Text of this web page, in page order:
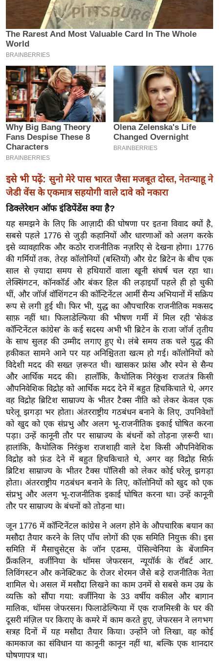
म
ई
-
पे
प
र
मि
सा
ल
बे
मि
सा
ल
श
ख्सि
य
त
यं
ग
इं
डि
या
सा
हि
त्य
ज
ग
त
ऑ
टो
व
र्ल्ड
न्यू
ज
ब्री
फ
म
नो
ज
न
ज
ग
त
बॉ
ली
वु
ड
हॉ
इसे भी पढ़ें: सुनो मेरे पास भारत जैसा मजबूत दोस्त, नेतन्याहू ने
जेडी वेंस के एकमात्र सहयोगी वाले दावे को नकारा
डिक्लेरेशन ऑफ इंडिपेंडेंस क्या है?
यह समझने के लिए कि आज़ादी की घोषणा पर इतना विवाद क्यों है,
सबसे पहले 1776 से जुड़ी कहानियों और धारणाओं को अलग करके
इसे व्यावहारिक और कठोर राजनीतिक नज़रिए से देखना होगा। 1776
की गर्मियों तक, तेरह कॉलोनियों (बस्तियों) और ग्रेट ब्रिटेन के बीच एक
साल से ज़्यादा समय से हथियारों वाला खूनी संघर्ष चल रहा था।
लेक्सिंगटन, कॉनकॉर्ड और बंकर हिल की लड़ाइयाँ पहले ही हो चुकी
थीं, और जॉर्ज वॉशिंगटन की कॉन्टिनेंटल आर्मी सैन्य अभियानों में सक्रिय
रूप से लगी हुई थी। फिर भी, युद्ध का औपचारिक राजनीतिक मकसद
साफ़ नहीं था। फिलाडेल्फिया की भीषण गर्मी में मिल रही 'सेकंड
कॉन्टिनेंटल कांग्रेस' के कई सदस्य अभी भी ब्रिटेन के राजा जॉर्ज तृतीय
के साथ सुलह की उम्मीद लगाए हुए थे। लंबे समय तक चले युद्ध की
हकीकत सामने आने पर यह अनिश्चितता खत्म हो गई। कॉलोनियों को
विदेशी मदद की सख्त ज़रूरत थी। खासकर फ्रांस और स्पेन से सैन्य
और आर्थिक मदद की। हालाँकि, कैथोलिक निरंकुश राजतंत्र किसी
औपनिवेशिक विद्रोह को आर्थिक मदद देने में बहुत हिचकिचाते थे, अगर
वह विद्रोह ब्रिटिश साम्राज्य के भीतर टैक्स नीति को लेकर केवल एक
घरेलू झगड़ा भर होता। अंतरराष्ट्रीय गठबंधन बनाने के लिए, उपनिवेशों
को खुद को एक संप्रभु और अलग भू-राजनीतिक इकाई घोषित करना
पड़ा। उन्हें कानूनी तौर पर साम्राज्य के बंधनों को तोड़ना ज़रूरी था।
हालांकि, कैथोलिक निरंकुश राजशाही वाले देश किसी औपनिवेशिक
विद्रोह को फ़ंड देने में बहुत हिचकिचाते थे, अगर वह विद्रोह सिर्फ़
ब्रिटिश साम्राज्य के भीतर टैक्स पॉलिसी को लेकर कोई घरेलू झगड़ा
होता। अंतरराष्ट्रीय गठबंधन बनाने के लिए, कॉलोनियों को खुद को एक
संप्रभु और अलग भू-राजनीतिक इकाई घोषित करना था। उन्हें कानूनी
तौर पर साम्राज्य के बंधनों को तोड़ना था।
जून 1776 में कॉन्टिनेंटल कांग्रेस ने अलग होने के औपचारिक बयान का
मसौदा तैयार करने के लिए पाँच लोगों की एक समिति नियुक्त की। इस
समिति में मैसाचुसेट्स के जॉन एडम्स, पेंसिल्वेनिया के बेंजामिन
फ्रैंकलिन, वर्जीनिया के थॉमस जेफरसन, न्यूयॉर्क के रॉबर्ट आर.
लिविंगस्टन और कनेक्टिकट के रोजर शेरमन जैसे बड़े राजनीतिक नेता
शामिल थे। असल में मसौदा लिखने का काम उनमें से सबसे कम उम्र के
व्यक्ति को सौंपा गया: वर्जीनिया के 33 वर्षीय वकील और बागान
मालिक, थॉमस जेफरसन। फिलाडेल्फिया में एक राजमिस्त्री के घर की
दूसरी मंज़िल पर किराए के कमरे में काम करते हुए, जेफरसन ने लगभग
सत्रह दिनों में यह मसौदा तैयार किया। उन्होंने जो लिखा, वह कोई
कामकाज का संविधान या कानूनी कानून नहीं था, बल्कि एक शानदार
घोषणापत्र था।